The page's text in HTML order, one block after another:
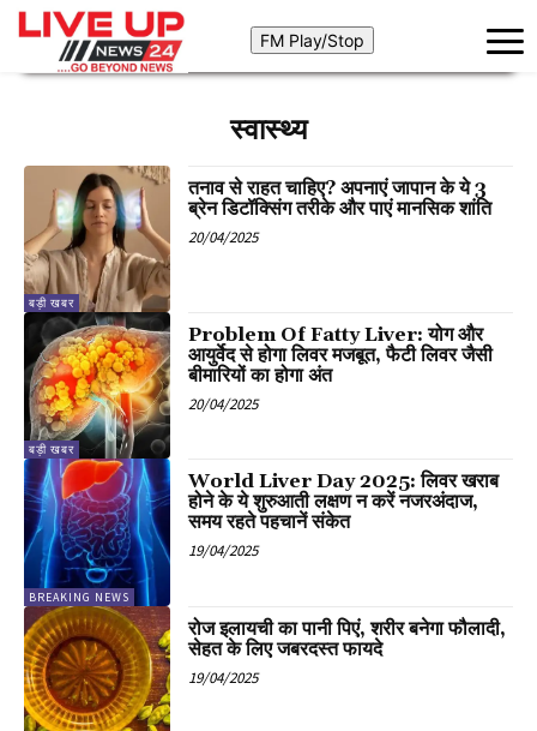
स्वास्थ्य
बड़ी खबर
तनाव से राहत चाहिए? अपनाएं जापान के ये 3
ब्रेन डिटॉक्सिंग तरीके और पाएं मानसिक शांति
20/04/2025
बड़ी खबर
Problem Of Fatty Liver: योग और
आयुर्वेद से होगा लिवर मजबूत, फैटी लिवर जैसी
बीमारियों का होगा अंत
20/04/2025
BREAKING NEWS
World Liver Day 2025: लिवर खराब
होने के ये शुरुआती लक्षण न करें नजरअंदाज,
समय रहते पहचानें संकेत
19/04/2025
रोज इलायची का पानी पिएं, शरीर बनेगा फौलादी,
सेहत के लिए जबरदस्त फायदे
19/04/2025